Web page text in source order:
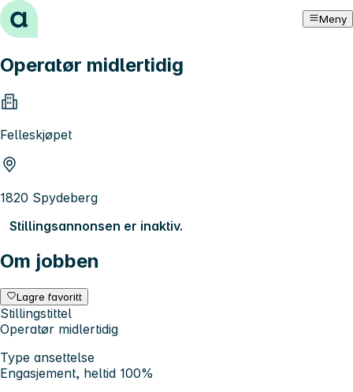
Hopp til innhold Meny
Operatør midlertidig
Felleskjøpet
1820 Spydeberg
Stillingsannonsen er inaktiv.
Om jobben
Lagre favoritt
Stillingstittel
Operatør midlertidig
Type ansettelse
Engasjement, heltid 100%